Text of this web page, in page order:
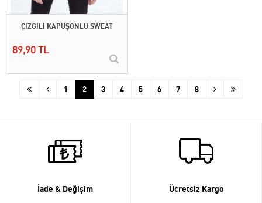
ÇİZGİLİ KAPÜŞONLU SWEAT
89,90 TL
1 2 3 4 5 6 7 8
İade & Değişim Ücretsiz Kargo